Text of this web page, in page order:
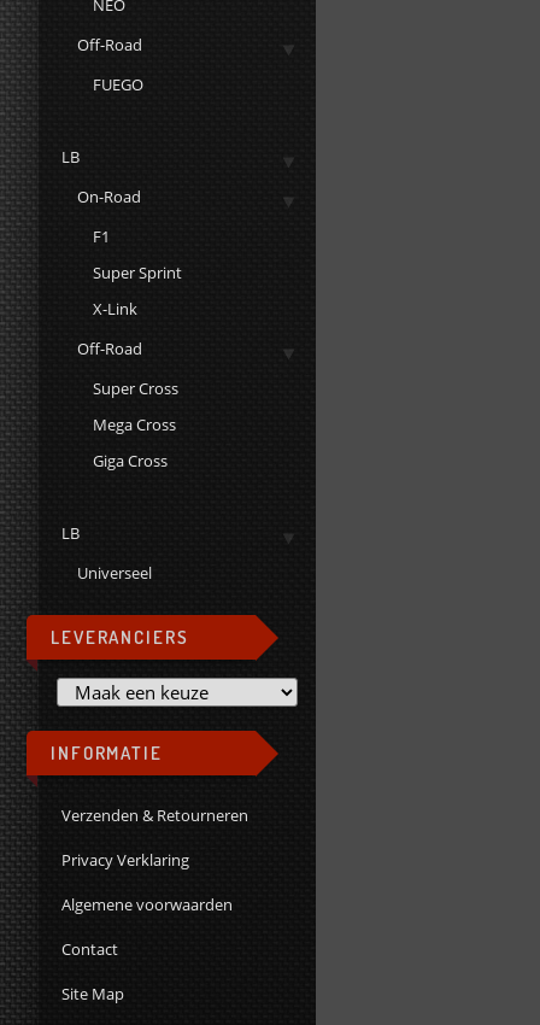
NEO
Off-Road
FUEGO
LB
On-Road
F1
Super Sprint
X-Link
Off-Road
Super Cross
Mega Cross
Giga Cross
LB
Universeel
LEVERANCIERS
INFORMATIE
Verzenden & Retourneren
Privacy Verklaring
Algemene voorwaarden
Contact
Site Map